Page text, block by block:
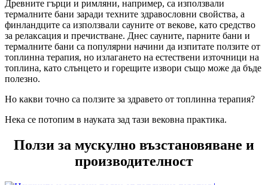
Древните гърци и римляни, например, са използвали
термалните бани заради техните здравословни свойства, а
финландците са използвали сауните от векове, като средство
за релаксация и пречистване. Днес сауните, парните бани и
термалните бани са популярни начини да изпитате ползите от
топлинна терапия, но излагането на естествени източници на
топлина, като слънцето и горещите извори също може да бъде
полезно.
Но какви точно са ползите за здравето от топлинна терапия?
Нека се потопим в науката зад тази вековна практика.
Ползи за мускулно възстановяване и
производителност